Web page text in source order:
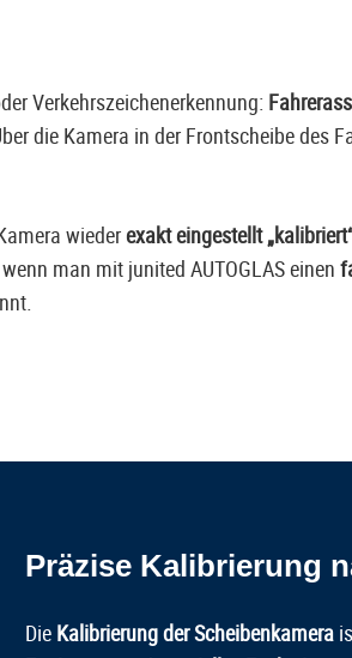
Verkehrszeichenerkennung:
die Kamera in der Frontscheibe des
wiederexakt eingestellt
man mit junited AUTOGLAS einen
Präzise Kalibrierung
DieKalibrierung der Scheibenkamera